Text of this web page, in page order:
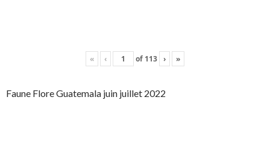
« ‹ of 113 › »
Faune Flore Guatemala juin juillet 2022